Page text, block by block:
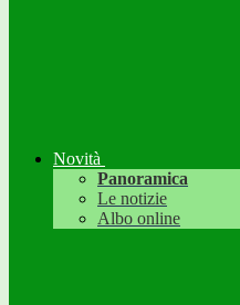
Novità
Panoramica
Le notizie
Albo online